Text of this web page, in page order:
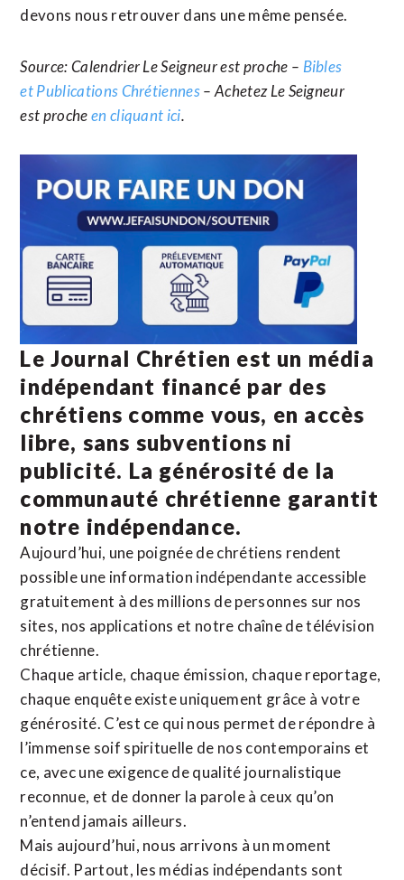
devons nous retrouver dans une même pensée.
Source: Calendrier Le Seigneur est proche – Bibles
et Publications Chrétiennes– Achetez Le Seigneur
est procheen cliquant ici.
Le Journal Chrétien est un média
indépendant financé par des
chrétiens comme vous, en accès
libre, sans subventions ni
publicité. La générosité de la
communauté chrétienne garantit
notre indépendance.
Aujourd’hui, une poignée de chrétiens rendent
possible une information indépendante accessible
gratuitement à des millions de personnes sur nos
sites, nos applications et notre chaîne de télévision
chrétienne.
Chaque article, chaque émission, chaque reportage,
chaque enquête existe uniquement grâce à votre
générosité. C’est ce qui nous permet de répondre à
l’immense soif spirituelle de nos contemporains et
ce, avec une exigence de qualité journalistique
reconnue, et de donner la parole à ceux qu’on
n’entend jamais ailleurs.
Mais aujourd’hui, nous arrivons à un moment
décisif. Partout, les médias indépendants sont